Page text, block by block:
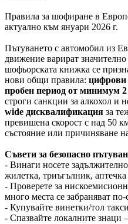
Правила за шофиране в
актуално към януари 2026 г.
Пътуването с автомобил из
движение варират
шофьорската книжка се
нови общи правила:
пробен период от минимум 2
строги санкции за алкохол и
wide дисквалификация за
превишена скорост с над 50
състояние или причиняване
Съвети за безопасно
- Винаги носете
жилетка, триъгълник,
- Проверете за
много места се забраняват
- Купувайте винетки/тол
- Спазвайте локалните знаци